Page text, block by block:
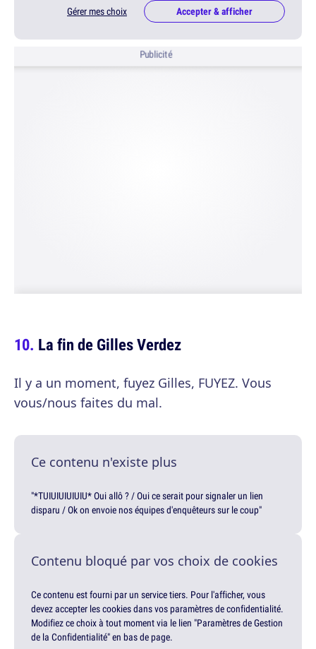
Gérer mes choix Accepter & afficher
Publicité
La fin de Gilles Verdez
Il y a un moment, fuyez Gilles, FUYEZ. Vous
vous/nous faites du mal.
Ce contenu n'existe plus
"*TUIUIUIUIUIU* Oui allô ? / Oui ce serait pour signaler un lien
disparu / Ok on envoie nos équipes d'enquêteurs sur le coup"
Contenu bloqué par vos choix de cookies
Ce contenu est fourni par un service tiers. Pour l'afficher, vous
devez accepter les cookies dans vos paramètres de confidentialité.
Modifiez ce choix à tout moment via le lien "Paramètres de Gestion
de la Confidentialité" en bas de page.